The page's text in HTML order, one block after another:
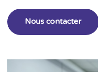
Nous contacter